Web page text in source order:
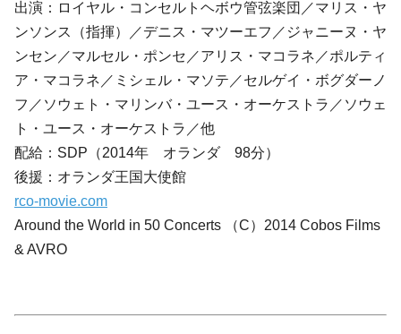
出演：ロイヤル・コンセルトヘボウ管弦楽団／マリス・ヤ
ンソンス
（指揮）／デニス・マツーエフ ／ ジャニーヌ・ヤ
ンセン ／マルセル・ポンセ ／アリス・マコラネ ／ポルティ
ア・マコラネ ／ ミシェル・マソテ ／セルゲイ・ボグダーノ
フ ／ ソウェト・マリンバ・ユース・オーケストラ ／ ソウェ
ト・ユース・オーケストラ ／他
配給：SDP（2014年 オランダ 98分）
後援：オランダ王国大使館
rco-movie.com
Around the World in 50 Concerts （C）2014 Cobos Films
& AVRO